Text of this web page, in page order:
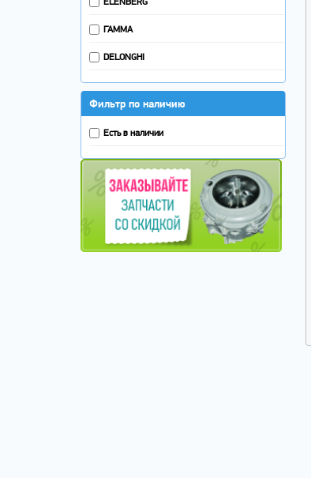
ВАКУУМАТОРЫ
ЭЛЕКТРИЧЕСКИЙ КОТЕЛ
АЭРОГРИЛЬ
ГАММА
DELONGHI
Фильтр по наличию
Есть в наличии